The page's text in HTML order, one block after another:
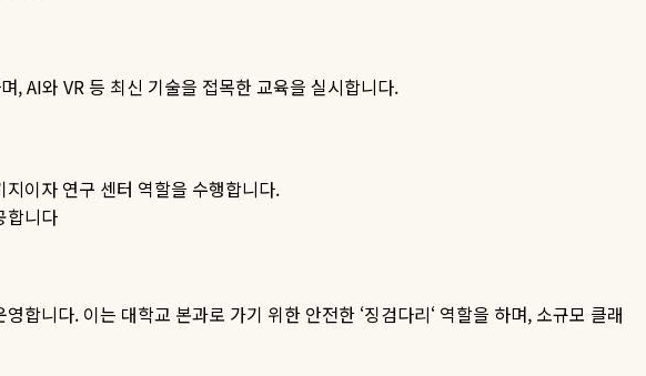
, AI와 VR등 최신 기술을 접목한 교육을 실시합니다.
지이자 연구 센터 역할을 수행합니다.
합니다
영합니다. 이는 대학교 본과로 가기 위한 안전한 ‘징검다리‘ 역할을 하며, 소규모 클래